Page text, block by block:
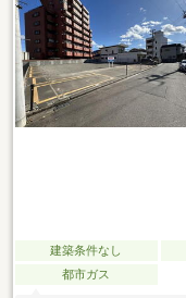
しませんか。現地に足
ます。「来場予約」ま
ット予約が可能です。
建築条件なし
都市ガス